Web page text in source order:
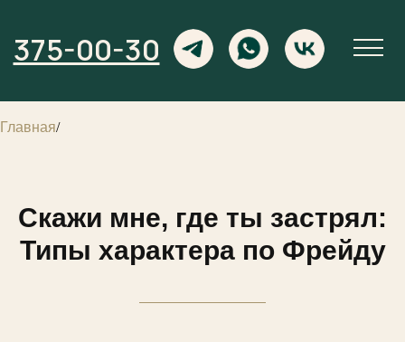
375-00-30
Главная/
Скажи мне, где ты застрял:
Типы характера по Фрейду